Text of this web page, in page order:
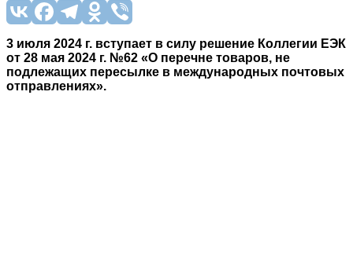
3 июля 2024 г. вступает в силу решение Коллегии ЕЭК
от 28 мая 2024 г. №62 «О перечне товаров, не
подлежащих пересылке в международных почтовых
отправлениях».